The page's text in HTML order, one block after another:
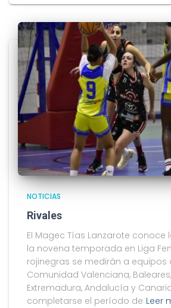
NOTICIAS
Rivales
El Magec Tías Lanzarote conoce
la novena temporada en Liga
rojinegras se medirán a equipos
Comunidad Valenciana,
Extremadura, Andalucía y
completarse el período de Leer